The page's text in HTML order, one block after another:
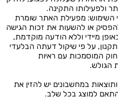
ולפעילותו התקינה.
השימוש: מפעילת האתר שומרת
או להשעות את זכות הגישה
מיידי וללא הודעה מוקדמת,
על פי שיקול דעתה הבלעדי
המוסמכות עם ראיות
הגולש.
במחשבונים יש להזין את
למוצג בכל שלב.